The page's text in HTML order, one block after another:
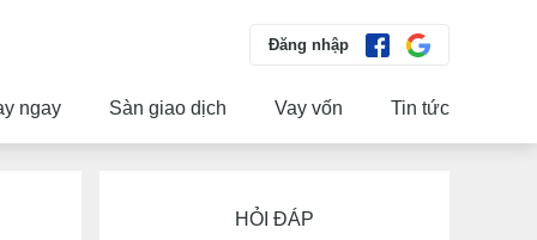
Đăng nhập
ngay Sàn giao dịch Vay vốn Tin tức
HỎI ĐÁP